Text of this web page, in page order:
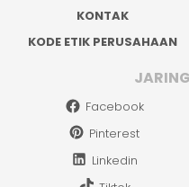
KONTAK
KODE ETIK PERUSAHAAN
Facebook
Pinterest
Linkedin